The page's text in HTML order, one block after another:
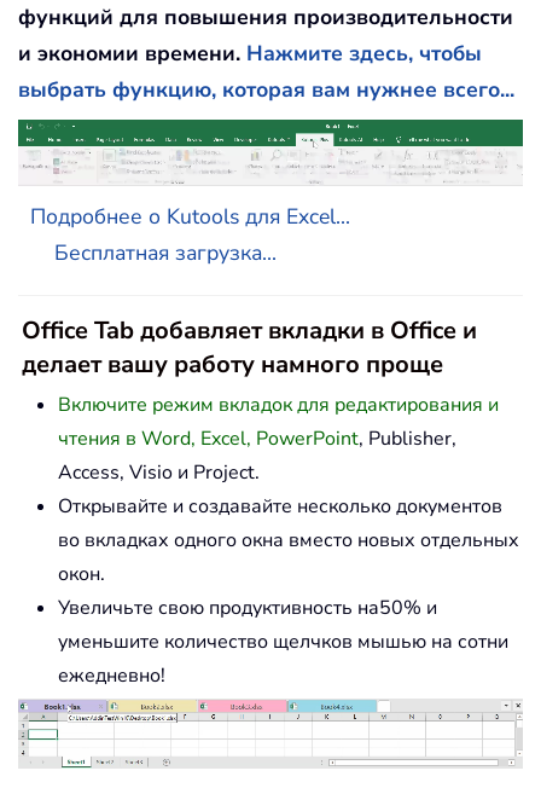
функций для повышения производительности
и экономии времени. Нажмите здесь, чтобы
выбрать функцию, которая вам нужнее всего...
Подробнее о Kutools для Excel...
Бесплатная загрузка...
Office Tab добавляет вкладки в Office и
делает вашу работу намного проще
Включите режим вкладок для редактирования и
чтения в Word, Excel, PowerPoint, Publisher,
Access, Visio и Project.
Открывайте и создавайте несколько документов
во вкладках одного окна вместо новых отдельных
окон.
Увеличьте свою продуктивность на50% и
уменьшите количество щелчков мышью на сотни
ежедневно!